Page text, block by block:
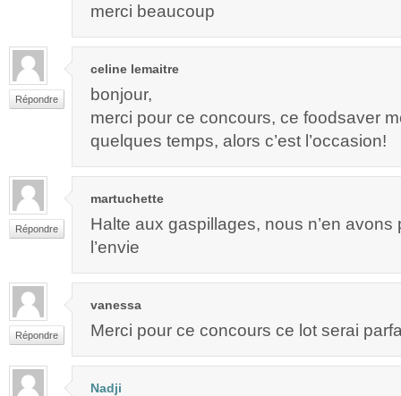
merci beaucoup
Répondre
celine lemaitre
bonjour,
merci pour ce concours, ce foodsaver
quelques temps, alors c’est l’occasion!
Répondre
martuchette
Halte aux gaspillages, nous n’en
l’envie
Répondre
vanessa
Merci pour ce concours ce lot serai
Nadji